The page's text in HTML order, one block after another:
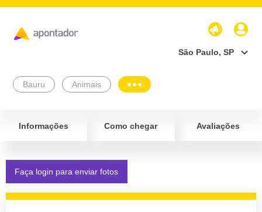
São Paulo, SP
Bauru Animais
Informações Como chegar Avaliações
Faça login para enviar fotos